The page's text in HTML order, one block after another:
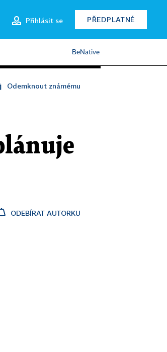
Přihlásit se PŘEDPLATNÉ
BeNative
Odemknout známému
ODEBÍRAT AUTORKU